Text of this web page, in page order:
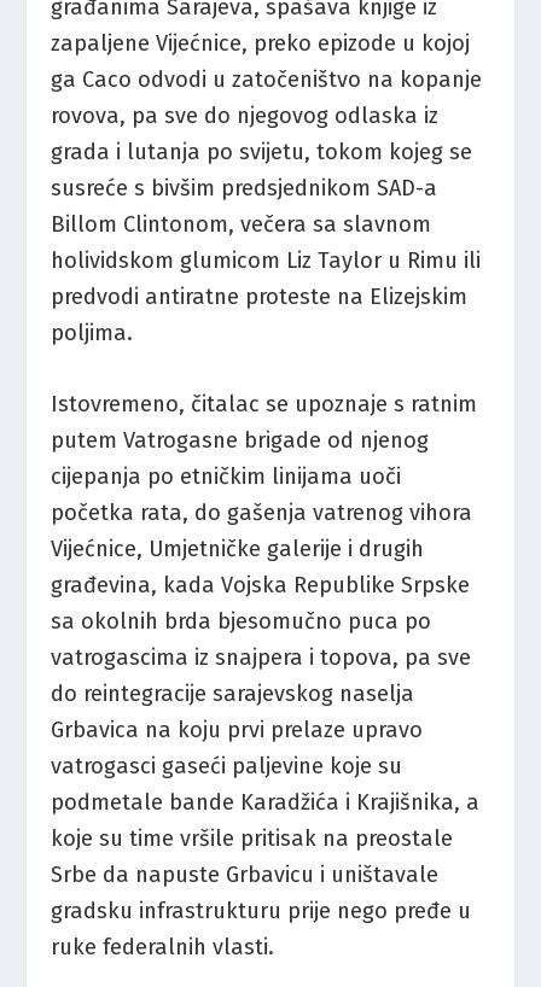
građanima Sarajeva, spašava knjige iz
zapaljene Vijećnice, preko epizode u kojoj
ga Caco odvodi u zatočeništvo na kopanje
rovova, pa sve do njegovog odlaska iz
grada i lutanja po svijetu, tokom kojeg se
susreće s bivšim predsjednikom SAD-a
Billom Clintonom, večera sa slavnom
holividskom glumicom Liz Taylor u Rimu ili
predvodi antiratne proteste na Elizejskim
poljima.
Istovremeno, čitalac se upoznaje s ratnim
putem Vatrogasne brigade od njenog
cijepanja po etničkim linijama uoči
početka rata, do gašenja vatrenog vihora
Vijećnice, Umjetničke galerije i drugih
građevina, kada Vojska Republike Srpske
sa okolnih brda bjesomučno puca po
vatrogascima iz snajpera i topova, pa sve
do reintegracije sarajevskog naselja
Grbavica na koju prvi prelaze upravo
vatrogasci gaseći paljevine koje su
podmetale bande Karadžića i Krajišnika, a
koje su time vršile pritisak na preostale
Srbe da napuste Grbavicu i uništavale
gradsku infrastrukturu prije nego pređe u
ruke federalnih vlasti.